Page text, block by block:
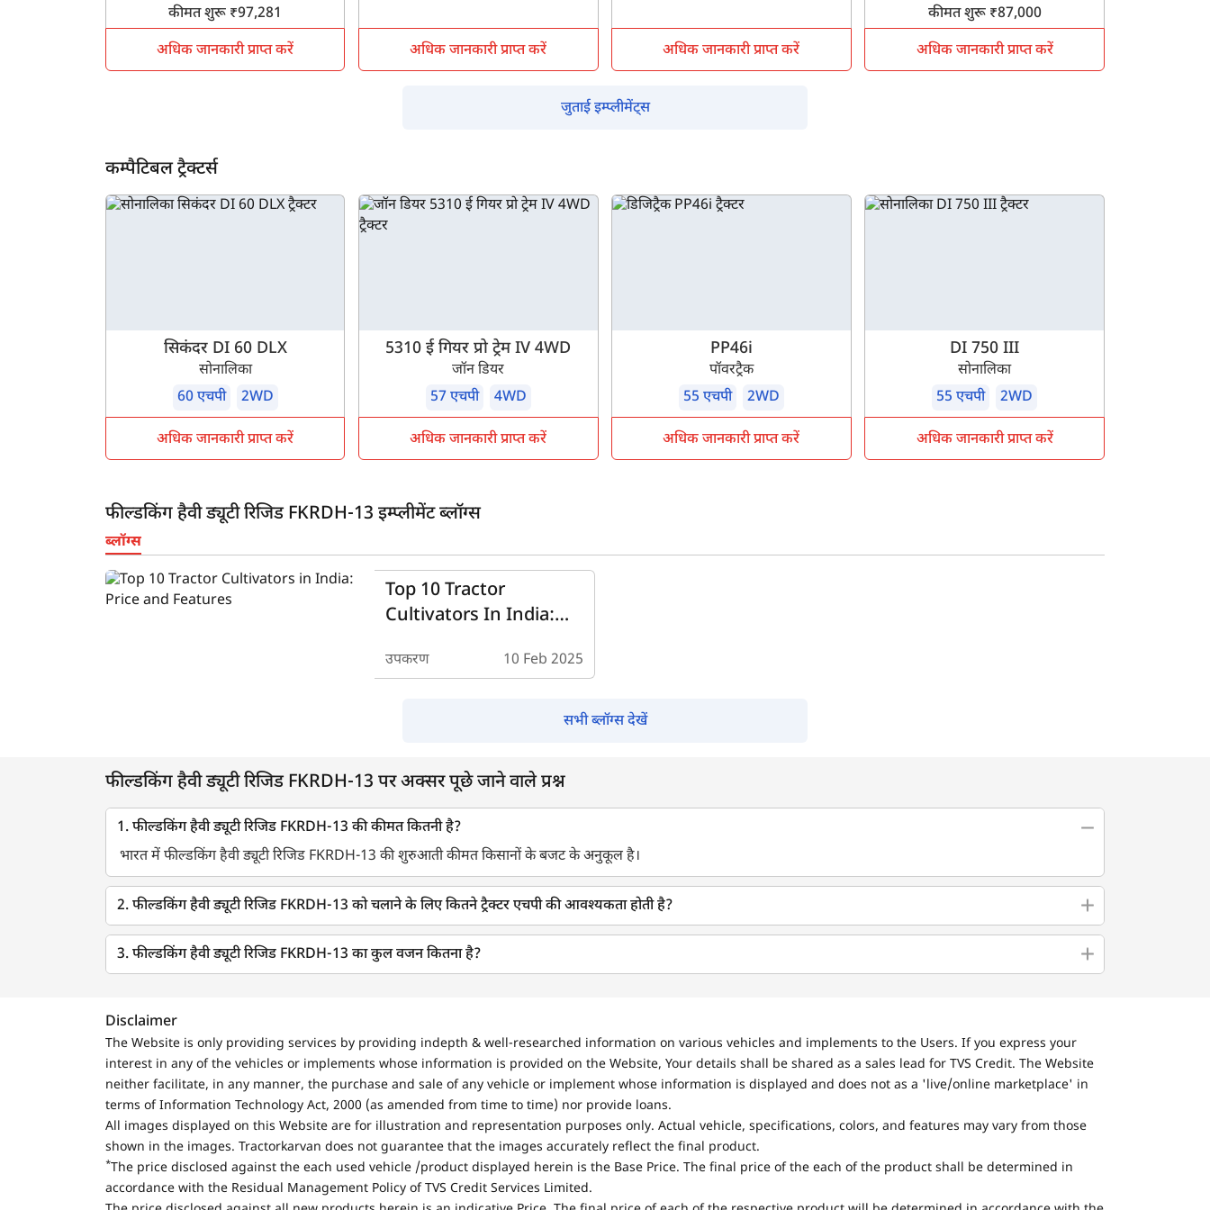
कीमत शुरू ₹97,281
अधिक जानकारी प्राप्त करें
अधिक जानकारी प्राप्त करें अधिक जानकारी प्राप्त करें
कीमत शुरू ₹87,000
अधिक जानकारी प्राप्त करें
जुताई इम्प्लीमेंट्स
कम्पैटिबल ट्रैक्टर्स
सिकंदर DI 60 DLX
सोनालिका
60 एचपी
2WD
अधिक जानकारी प्राप्त करें
5310 ई गियर प्रो ट्रेम IV 4WD
जॉन डियर
57 एचपी
4WD
अधिक जानकारी प्राप्त करें
PP46i
पॉवरट्रैक
55 एचपी
2WD
अधिक जानकारी प्राप्त करें
DI 750 III
सोनालिका
55 एचपी
2WD
अधिक जानकारी प्राप्त करें
फील्डकिंग हैवी ड्यूटी रिजिड FKRDH-13 इम्प्लीमेंट ब्लॉग्स
ब्लॉग्स
Top 10 Tractor
Cultivators In India:
उपकरण 10 Feb 2025
सभी ब्लॉग्स देखें
फील्डकिंग हैवी ड्यूटी रिजिड FKRDH-13 पर अक्सर पूछे जाने वाले प्रश्न
1. फील्डकिंग हैवी ड्यूटी रिजिड FKRDH-13 की कीमत कितनी है?
भारत में फील्डकिंग हैवी ड्यूटी रिजिड FKRDH-13 की शुरुआती कीमत किसानों के बजट के अनुकूल है।
2. फील्डकिंग हैवी ड्यूटी रिजिड FKRDH-13 को चलाने के लिए कितने ट्रैक्टर एचपी की आवश्यकता होती है?
3. फील्डकिंग हैवी ड्यूटी रिजिड FKRDH-13 का कुल वजन कितना है?
Disclaimer
The Website is only providing services by providing indepth & well-researched information on various vehicles and implements to the Users. If you express your
interest in any of the vehicles or implements whose information is provided on the Website, Your details shall be shared as a sales lead for TVS Credit. The Website
neither facilitate, in any manner, the purchase and sale of any vehicle or implement whose information is displayed and does not as a 'live/online marketplace' in
terms of Information Technology Act, 2000 (as amended from time to time) nor provide loans.
All images displayed on this Website are for illustration and representation purposes only. Actual vehicle, specifications, colors, and features may vary from those
shown in the images. Tractorkarvan does not guarantee that the images accurately reflect the final product.
*The price disclosed against the each used vehicle /product displayed herein is the Base Price. The final price of the each of the product shall be determined in
accordance with the Residual Management Policy of TVS Credit Services Limited.
सबमिट